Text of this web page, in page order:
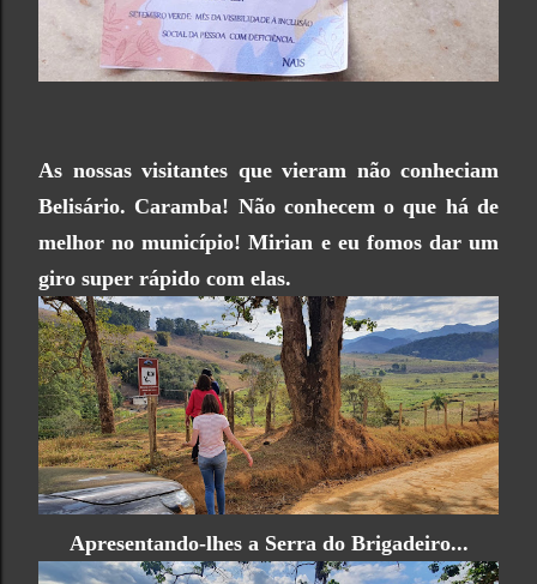
As nossas visitantes que vieram não conheciam
Belisário. Caramba! Não conhecem o que há de
melhor no município! Mirian e eu fomos dar um
giro super rápido com elas.
Apresentando-lhes a Serra do Brigadeiro...